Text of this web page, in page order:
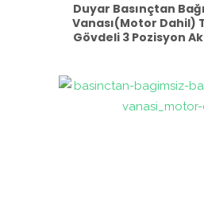
Duyar Basınçtan
Vanası(Motor Dahil)
Gövdeli 3 Pozisyon